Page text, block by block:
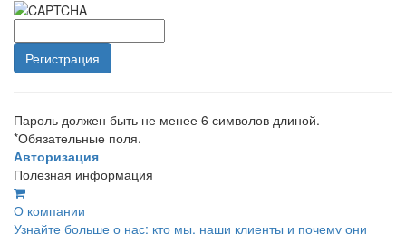
Пароль должен быть не менее 6 символов длиной.
*Обязательные поля.
Авторизация
Полезная информация
О компании
Узнайте больше о нас: кто мы, наши клиенты и почему они